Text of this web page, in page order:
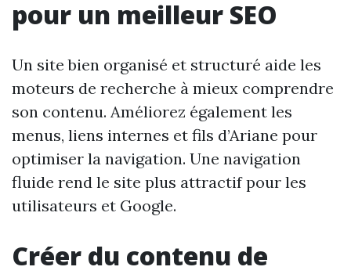
pour un meilleur SEO
Un site bien organisé et structuré aide les
moteurs de recherche à mieux comprendre
son contenu. Améliorez également les
menus, liens internes et fils d’Ariane pour
optimiser la navigation. Une navigation
fluide rend le site plus attractif pour les
utilisateurs et Google.
Créer du contenu de